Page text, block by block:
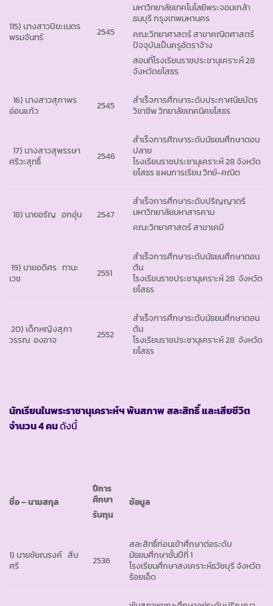
115) นางสาวปิยะเนตร
พรมจันทร์
2545
มหาวิทยาลัยเทคโนโลยีพระจอมเกล้า
ธนบุรี กรุงเทพมหานคร
คณะวิทยาศาสตร์ สาขาคณิตศาสตร์
ปัจจุบันเป็นครูอัตราจ้าง
สอนที่โรงเรียนราชประชานุเคราะห์ 28
จังหวัดยโสธร
16) นางสาวสุภาพร
อ่อนแก้ว
2545
สำเร็จการศึกษาระดับประกาศนียบัตร
วิชาชีพ วิทยาลัยเทคนิคยโสธร
17) นางสาวสุพรรษา
ศรีวะสุทธิ์
2546
สำเร็จการศีกษาระดับมัธยมศึกษาตอน
ปลาย
โรงเรียนราชประชานุเคราะห์ 28 จังหวัด
ยโสธร แผนการเรียน วิทย์-คณิต
18) นายอรัญ อกอุ่น 2547
สำเร็จการศึกษาระดับปริญญาตรี
มหาวิทยาลัยมหาสารคาม
คณะวิทยาศาสตร์ สาขาเคมี
19) นายอดิศร ทานะ
เวช
2551
สำเร็จการศึกษาระดับมัธยมศึกษาตอน
ต้น
โรงเรียนราชประชานุเคราะห์ 28 จังหวัด
ยโสธร
20) เด็กหญิงสุภา
วรรณ องอาจ
2552
สำเร็จการศึกษาระดับมัธยมศึกษาตอน
ต้น
โรงเรียนราชประชานุเคราะห์ 28 จังหวัด
ยโสธร
นักเรียนในพระราชานุเคราะห์ฯ พ้นสภาพสละสิทธิ์ และเสียชีวิต
จำนวน 4 คนดังนี้
ชื่อ– นามสกุล
ปีการ
ศึกษา
รับทุน
ข้อมูล
1) นายชัยณรงค์ สืบ
ศรี
2536
สละสิทธิ์ก่อนเข้าศึกษาต่อระดับ
มัธยมศึกษาชั้นปีที่ 1
โรงเรียนศึกษาสงเคราะห์ธวัชบุรี จังหวัด
ร้อยเอ็ด